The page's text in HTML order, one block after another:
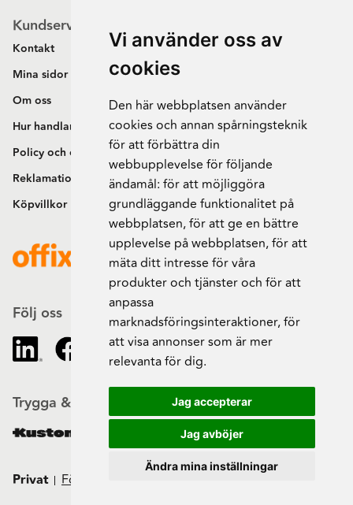
Vi använder oss av
cookies
Den här webbplatsen använder
cookies och annan spårningsteknik
för att förbättra din
webbupplevelse för följande
ändamål: för att möjliggöra
grundläggande funktionalitet på
webbplatsen,för att ge en bättre
upplevelse på webbplatsen,för att
mäta ditt intresse för våra
produkter och tjänster och för att
anpassa
marknadsföringsinteraktioner,för
att visa annonser som är mer
relevanta för dig.
Jag accepterar
Jag avböjer
Ändra mina inställningar
Kundservice
Kontakt
Mina sidor
Om oss
Hur handlar jag?
Policy och cookies
Reklamation och retur
Köpvillkor
Följ oss
Trygga & säkra beställningar
Privat Företag